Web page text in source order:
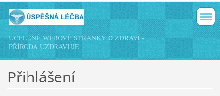
UCELENÉ WEBOVÉ STRÁNKY O ZDRAVÍ -
PŘÍRODA UZDRAVUJE
Přihlášení